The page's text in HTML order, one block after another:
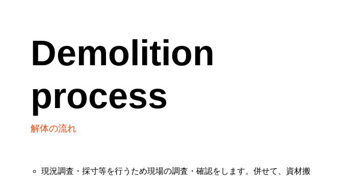
Demolition
process
解体の流れ
現況調査・採寸等を行うため現場の調査・確認をします。併せて、資材搬